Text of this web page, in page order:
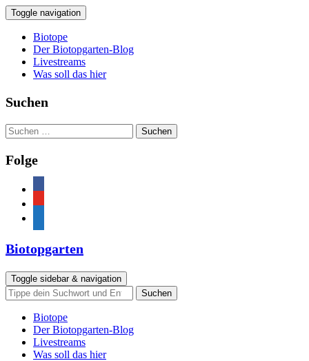
Toggle navigation
Biotope
Der Biotopgarten-Blog
Livestreams
Was soll das hier
Suchen
Suchen
nach:
Folge
Biotopgarten
Toggle sidebar & navigation
Biotope
Der Biotopgarten-Blog
Livestreams
Was soll das hier